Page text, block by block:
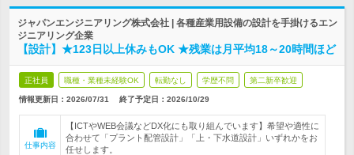
ジャパンエンジニアリング株式会社 | 各種産業用設備の設計を手掛けるエン
ジニアリング企業
【設計】★123日以上休みもOK ★残業は月平均18～20時間ほど
正社員 職種・業種未経験OK 転勤なし 学歴不問 第二新卒歓迎
情報更新日：2026/07/31 終了予定日： 2026/10/29
仕事内容
【ICTやWEB会議などDX化にも取り組んでいます】希望や適性に
合わせて「プラント配管設計」「上・下水道設計」いずれかをお
任せします。